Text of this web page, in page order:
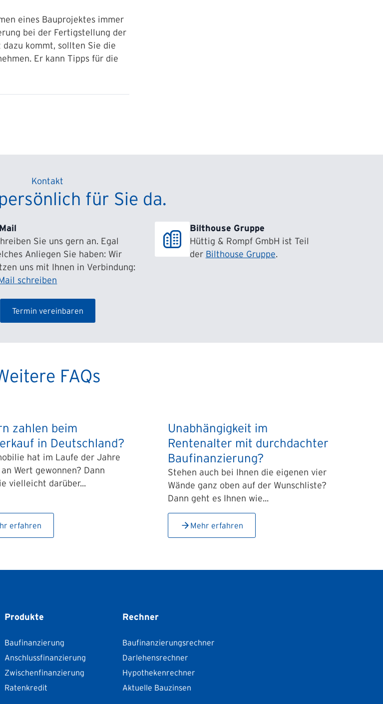
eines Bauprojektes immer
bei der Fertigstellung der
kommt, sollten Sie die
Er kann Tipps für die
Kontakt
für Sie da.
Sie uns gern an. Egal
Anliegen Sie haben: Wir
uns mit Ihnen in Verbindung:
schreiben
Bilthouse Gruppe
Hüttig & Rompf GmbH ist Teil
der Bilthouse Gruppe.
Termin vereinbaren
FAQs
zahlen beim
in Deutschland?
hat im Laufe der Jahre
Wert gewonnen? Dann
vielleicht darüber...
erfahren
Unabhängigkeit im
Rentenalter mit durchdachter
Baufinanzierung?
Stehen auch bei Ihnen die eigenen vier
Wände ganz oben auf der Wunschliste?
Dann geht es Ihnen wie...
Mehr erfahren
Produkte
Baufinanzierung
Anschlussfinanzierung
Zwischenfinanzierung
Ratenkredit
Rechner
Baufinanzierungsrechner
Darlehensrechner
Hypothekenrechner
Aktuelle Bauzinsen